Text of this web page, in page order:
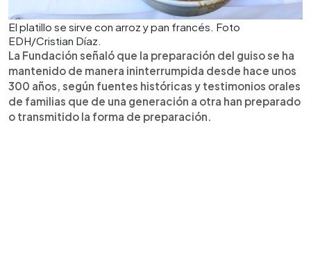
El platillo se sirve con arroz y pan francés. Foto
EDH/Cristian Díaz.
La Fundación señaló que la preparación del guiso se ha
mantenido de manera ininterrumpida desde hace unos
300 años, según fuentes históricas y testimonios orales
de familias que de una generación a otra han preparado
o transmitido la forma de preparación.